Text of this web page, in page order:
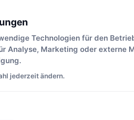
Technologien für den
Analyse, Marketing oder externe
jederzeit ändern.